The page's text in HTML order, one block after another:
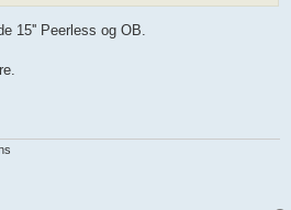
15'' Peerless og OB.